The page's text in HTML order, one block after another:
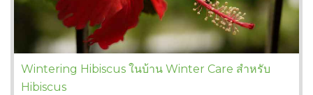
Wintering Hibiscus ในบ้าน Winter Care สำหรับ
Hibiscus